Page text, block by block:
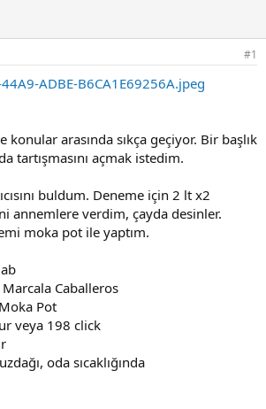
#1
konular arasında sıkça geçiyor. Bir başlık
tartışmasını açmak istedim.
buldum. Deneme için 2 lt x2
annemlere verdim, çayda desinler.
moka pot ile yaptım.
Caballeros
Pot
veya 198 click
oda sıcaklığında